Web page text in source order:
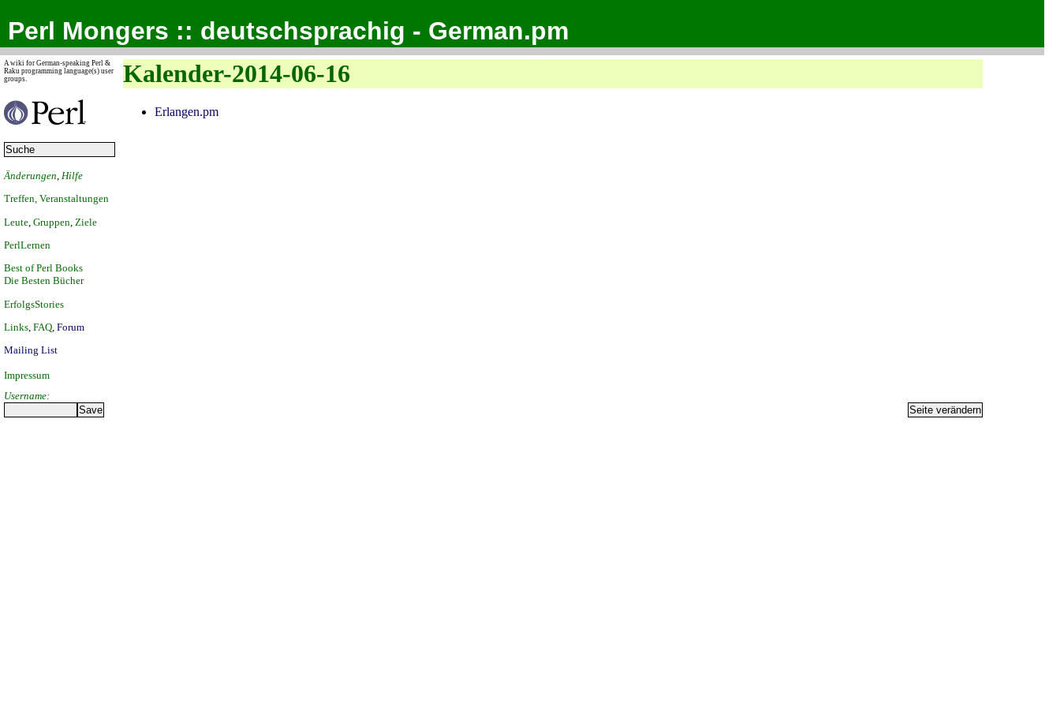
Perl Mongers :: deutschsprachig - German.pm
A wiki for German-speaking Perl &
Raku programming language(s) user
groups.
Änderungen Hilfe
Treffen, Veranstaltungen
Leute Gruppen Ziele
PerlLernen
Best of Perl Books
Die Besten Bücher
ErfolgsStories
Links FAQ Forum
Mailing List
Impressum
Kalender-2014-06-16
Erlangen.pm
Username: